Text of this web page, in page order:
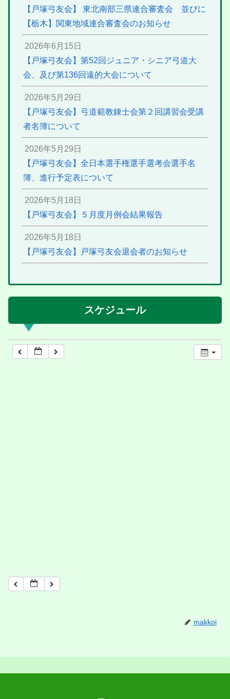
【戸塚弓友会】 東北南部三県連合審査会 並びに
【栃木】関東地域連合審査会のお知らせ
2026年6月15日
【戸塚弓友会】第52回ジュニア・シニア弓道大
会、及び第136回遠的大会について
2026年5月29日
【戸塚弓友会】弓道範教錬士会第２回講習会受講
者名簿について
2026年5月29日
【戸塚弓友会】全日本選手権選手選考会選手名
簿、進行予定表について
2026年5月18日
【戸塚弓友会】５月度月例会結果報告
2026年5月18日
【戸塚弓友会】戸塚弓友会退会者のお知らせ
スケジュール
makkoi